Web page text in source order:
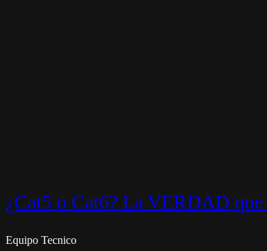
¿Cat5 o Cat6? La VERDAD
Equipo Tecnico